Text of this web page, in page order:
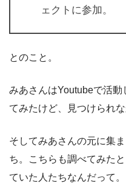
ェクトに参加。
とのこと。
みあさんはYoutubeで活
てみたけど、見つけられ
そしてみあさんの元に集
ち。こちらも調べてみた
ていた人たちなんだって。